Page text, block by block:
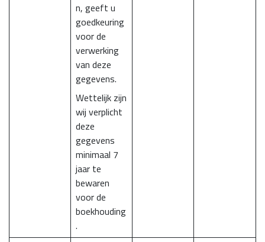
n, geeft u
goedkeuring
voor de
verwerking
van deze
gegevens.
Wettelijk zijn
wij verplicht
deze
gegevens
minimaal 7
jaar te
bewaren
voor de
boekhouding
.